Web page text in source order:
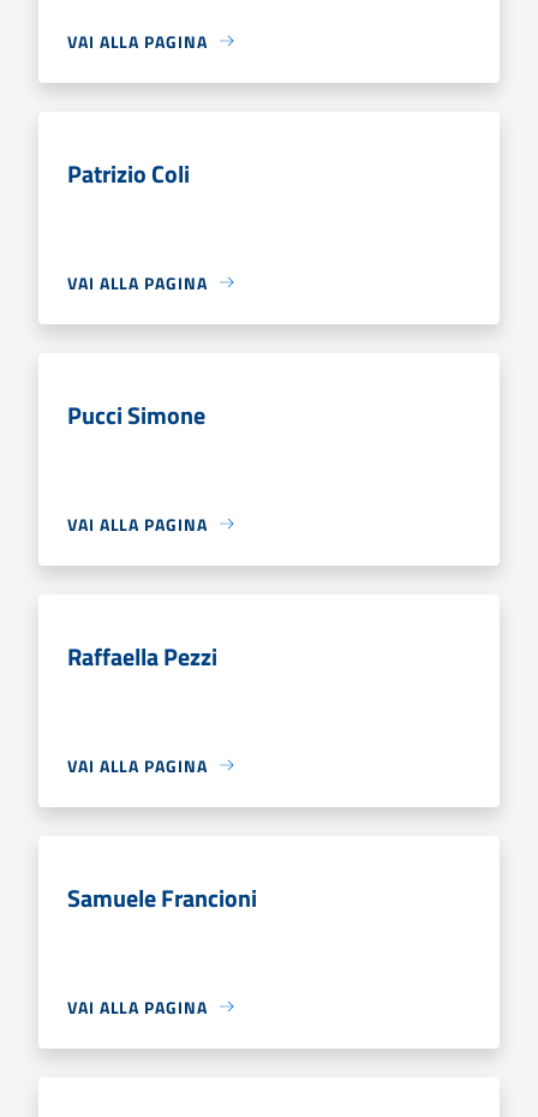
VAI ALLA PAGINA
Patrizio Coli
VAI ALLA PAGINA
Pucci Simone
VAI ALLA PAGINA
Raffaella Pezzi
VAI ALLA PAGINA
Samuele Francioni
VAI ALLA PAGINA